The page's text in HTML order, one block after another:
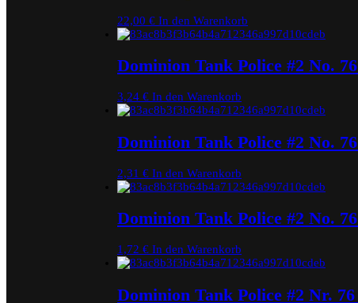
22,00 € In den Warenkorb
Dominion Tank Police #2 No.
3,24 € In den Warenkorb
Dominion Tank Police #2 No.
2,31 € In den Warenkorb
Dominion Tank Police #2 No.
1,72 € In den Warenkorb
Dominion Tank Police #2 Nr.